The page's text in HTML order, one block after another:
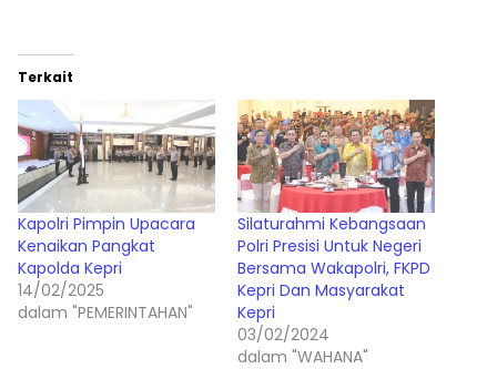
Terkait
Kapolri Pimpin Upacara
Kenaikan Pangkat
Kapolda Kepri
14/02/2025
dalam "PEMERINTAHAN"
Silaturahmi Kebangsaan
Polri Presisi Untuk Negeri
Bersama Wakapolri, FKPD
Kepri Dan Masyarakat
Kepri
03/02/2024
dalam "WAHANA"